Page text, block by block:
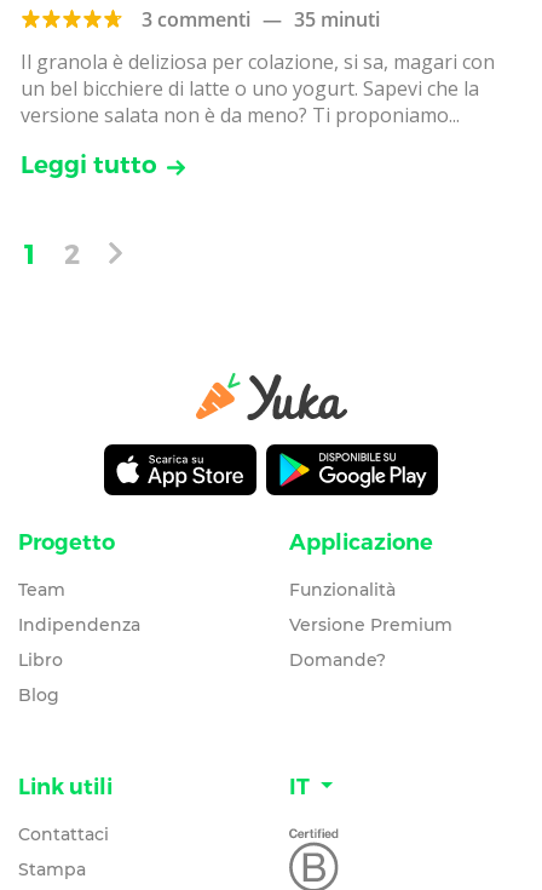
3 commenti — 35 minuti
Il granola è deliziosa per colazione, si sa, magari con
un bel bicchiere di latte o uno yogurt. Sapevi che la
versione salata non è da meno? Ti proponiamo...
Leggi tutto
1 2
Progetto
Team
Indipendenza
Libro
Blog
Applicazione
Funzionalità
Versione Premium
Domande?
Link utili
Contattaci
Stampa
IT